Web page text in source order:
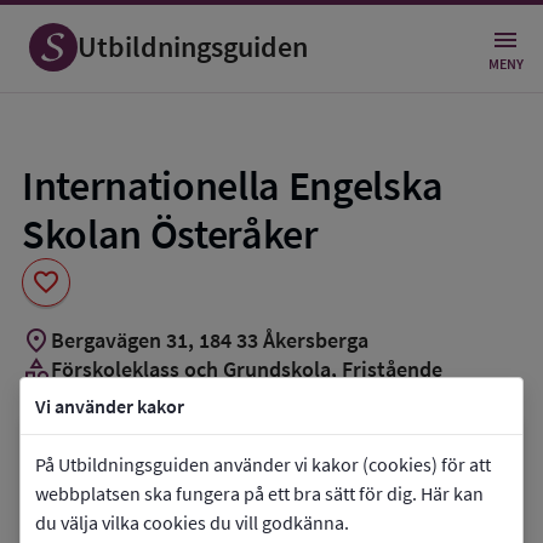
Vi använder kakor
På Utbildningsguiden använder vi kakor (cookies) för att
webbplatsen ska fungera på ett bra sätt för dig. Här kan
du välja vilka cookies du vill godkänna.
Utbildningsguiden MENY
Internationella Engelska
Skolan Österåker
favorite
Spara
som
favorit
location_on Bergavägen 31, 184 33Åkersberga
categoryFörskoleklass och Grundskola, Fristående
groups_3 Cirka 430 elever
Vill du kontakta skolan?
phone Telefon:076-1283730